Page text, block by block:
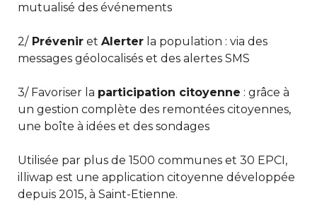
mutualisé des événements
2/Prévenir et Alerter la population : via des
messages géolocalisés et des alertes SMS
3/ Favoriser la participation citoyenne : grâce à
un gestion complète des remontées citoyennes,
une boîte à idées et des sondages
Utilisée par plus de 1500 communes et 30 EPCI,
illiwap est une application citoyenne développée
depuis 2015, à Saint-Etienne.